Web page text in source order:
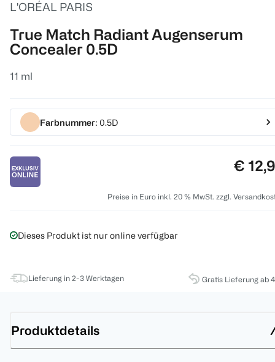
L'ORÉAL PARIS
True Match Radiant Augenserum
Concealer 0.5D
11 ml
Farbnummer: 0.5D
Preis:
€
Preise in Euro inkl. 20 % MwSt. zzgl.
Dieses Produkt ist nur online verfügbar
Lieferung in 2-3 Werktagen Gratis Lieferung ab
Produktdetails